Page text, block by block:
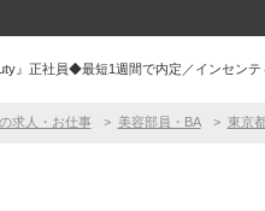
』正社員◆最短1週間で内定／インセンテ
求人・お仕事 美容部員・BA 東京